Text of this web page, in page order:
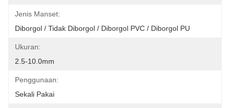
Jenis Manset:
Diborgol / Tidak Diborgol / Diborgol PVC / Diborgol PU
Ukuran:
2.5-10.0mm
Penggunaan:
Sekali Pakai